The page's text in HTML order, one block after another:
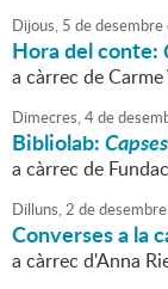
Dijous, 5 dedesembre
Hora del conte:
a càrrec de Carme
Dimecres,4de
Bibliolab:
a càrrec de
Dilluns,2 dedesembre
Converses a la
a càrrec d'Anna